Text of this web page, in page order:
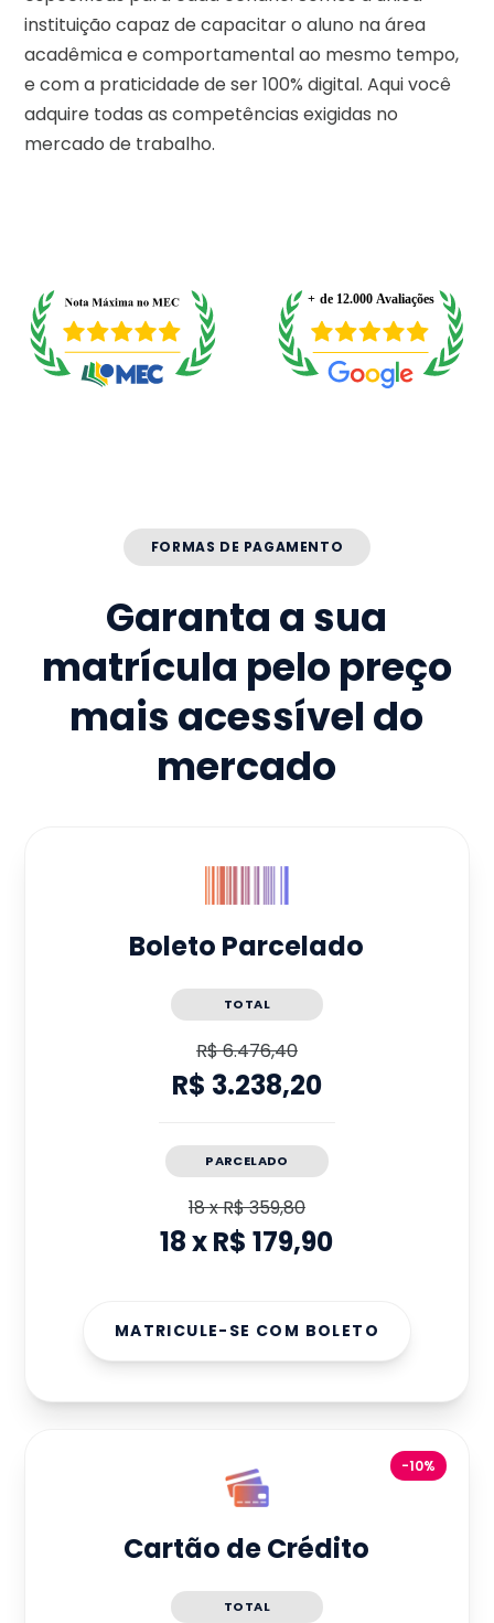
instituição capaz de capacitar o aluno na área
acadêmica e comportamental ao mesmo tempo,
e com a praticidade de ser 100% digital. Aqui você
adquire todas as competências exigidas no
mercado de trabalho.
FORMAS DE PAGAMENTO
Garanta a sua
matrícula pelo preço
mais acessível do
mercado
Boleto Parcelado
TOTAL
R$ 6.476,40
R$ 3.238,20
PARCELADO
18xR$ 359,80
18xR$ 179,90
MATRICULE-SE COM BOLETO
-10%
Cartão de Crédito
TOTAL